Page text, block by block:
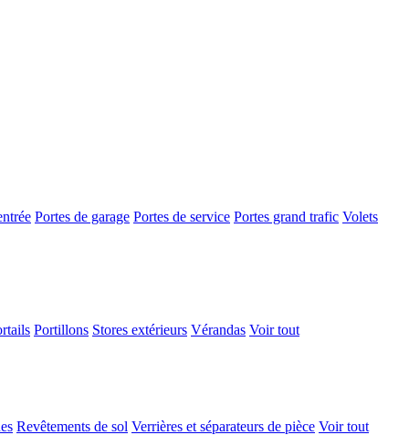
Portes de garage Portes de service Portes grand trafic Volets
Portillons Stores extérieurs Vérandas Voir tout
Revêtements de sol Verrières et séparateurs de pièce Voir tout